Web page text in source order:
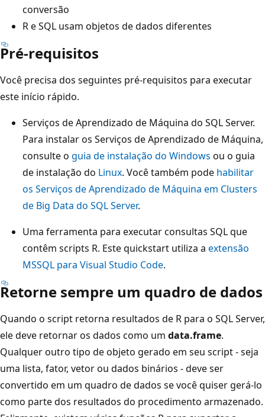
conversão
R e SQL usam objetos de dados diferentes
Pré-requisitos
Você precisa dos seguintes pré-requisitos para executar
este início rápido.
Serviços de Aprendizado de Máquina do SQL Server.
Para instalar os Serviços de Aprendizado de Máquina,
consulte o guia de instalação do Windows ou o guia
de instalação do Linux. Você também pode habilitar
os Serviços de Aprendizado de Máquina em Clusters
de Big Data do SQL Server.
Uma ferramenta para executar consultas SQL que
contêm scripts R. Este quickstart utiliza a extensão
MSSQL para Visual Studio Code.
Retorne sempre um quadro de dados
Quando o script retorna resultados de R para o SQL Server,
ele deve retornar os dados como um data.frame.
Qualquer outro tipo de objeto gerado em seu script - seja
uma lista, fator, vetor ou dados binários - deve ser
convertido em um quadro de dados se você quiser gerá-lo
como parte dos resultados do procedimento armazenado.